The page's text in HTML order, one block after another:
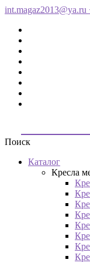
int.magaz2013@ya.ru
Поиск
Каталог
Кресла